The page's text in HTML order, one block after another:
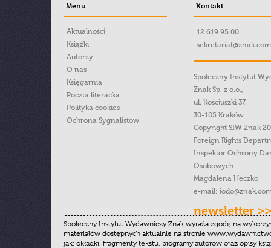
Menu:
Aktualności
Książki
Autorzy
O nas
Księgarnia
Poczta literacka
Polityka cookies
Ochrona Sygnalistow
Kontakt:
12 619 95 00
Społeczny Instytut
Znak Sp. z o.o.,
ul. Kościuszki 37,
30-105 Kraków
Copyright SIW Znak
Foreign Rights
Inspektor Ochrony
Osobowych
Magdalena Heczko
e-mail:
newsletter >>
Społeczny Instytut Wydawniczy Znak wyraża zgodę na
materiałów dostępnych aktualnie na stronie
jak: okładki, fragmenty tekstu, biogramy autorów oraz opisy